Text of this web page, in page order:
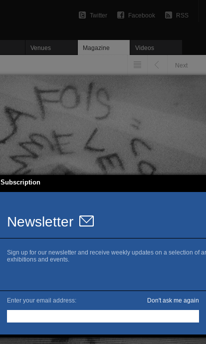
RSS
Facebook
Twitter
Venues Magazine Videos
Next
Subscription